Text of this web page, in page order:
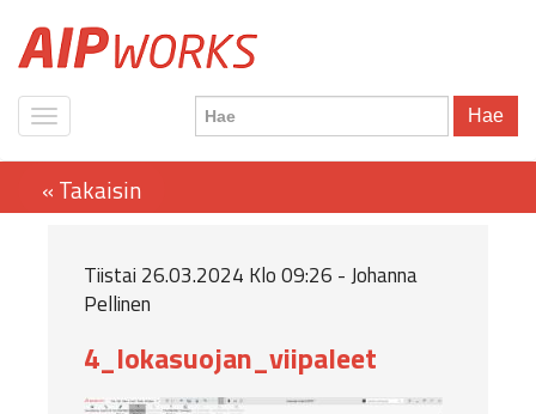
Hae
Tiistai 26.03.2024 Klo 09:26 - Johanna
Pellinen
4_lokasuojan_viipaleet